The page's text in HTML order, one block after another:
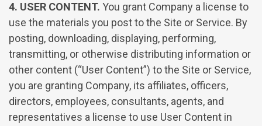
4. USER CONTENT. You grant Company a license to
use the materials you post to the Site or Service. By
posting, downloading, displaying, performing,
transmitting, or otherwise distributing information or
other content (“User Content”) to the Site or Service,
you are granting Company, its affiliates, officers,
directors, employees, consultants, agents, and
representatives a license to use User Content in